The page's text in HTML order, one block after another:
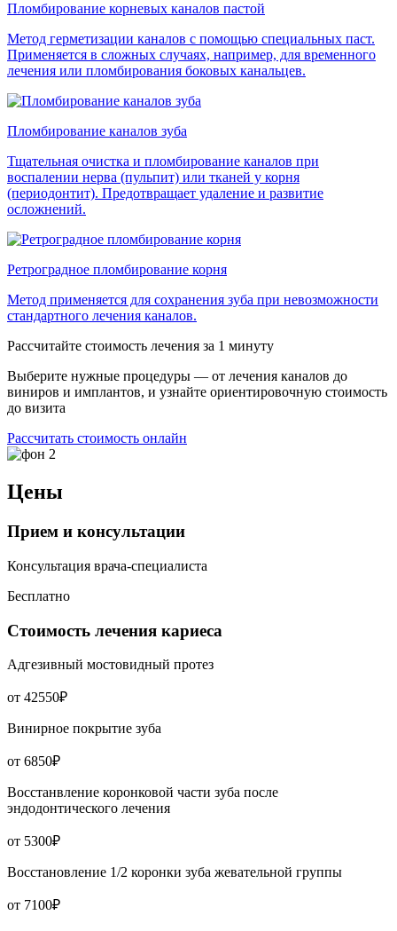
Пломбирование корневых каналов пастой
Метод герметизации каналов с помощью специальных паст.
Применяется в сложных случаях, например, для временного
лечения или пломбирования боковых канальцев.
Пломбирование каналов зуба
Тщательная очистка и пломбирование каналов при
воспалении нерва (пульпит) или тканей у корня
(периодонтит). Предотвращает удаление и развитие
осложнений.
Ретроградное пломбирование корня
Метод применяется для сохранения зуба при невозможности
стандартного лечения каналов.
Рассчитайте стоимость лечения за 1 минуту
Выберите нужные процедуры — от лечения каналов до
виниров и имплантов, и узнайте ориентировочную стоимость
до визита
Рассчитать стоимость онлайн
Цены
Прием и консультации
Консультация врача-специалиста
Бесплатно
Стоимость лечения кариеса
Адгезивный мостовидный протез
от 42550₽
Винирное покрытие зуба
от 6850₽
Восстанвление коронковой части зуба после
эндодонтического лечения
от 5300₽
Восстановление 1/2 коронки зуба жевательной группы
от 7100₽